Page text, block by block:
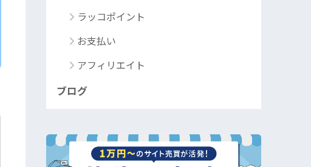
ラッコポイント
お支払い
アフィリエイト
ブログ